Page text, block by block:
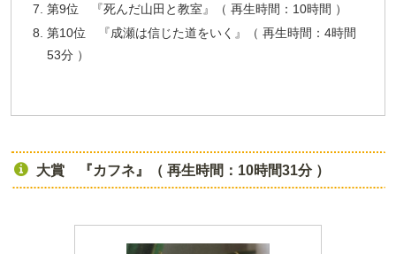
第9位 『死んだ山田と教室』（ 再生時間：10時間 ）
第10位 『成瀬は信じた道をいく』（ 再生時間：4時間
53分 ）
大賞 『カフネ』（ 再生時間：10時間31分 ）